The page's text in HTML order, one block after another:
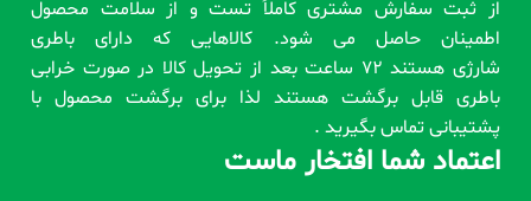
از ثبت سفارش مشتری کاملاً تست و از سلامت محصول
اطمینان حاصل می شود. کالاهایی که دارای باطری
شارژی هستند 72 ساعت بعد از تحویل کالا در صورت خرابی
باطری قابل برگشت هستند لذا برای برگشت محصول با
پشتیبانی تماس بگیرید .
اعتماد شما افتخار ماست